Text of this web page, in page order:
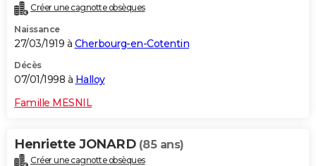
Créer une cagnotte obsèques
Naissance
27/03/1919 à Cherbourg-en-Cotentin
Décès
07/01/1998 à Halloy
Famille MESNIL
Henriette JONARD (85 ans)
Créer une cagnotte obsèques